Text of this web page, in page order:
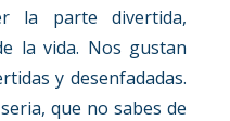
la parte divertida,
la vida. Nos gustan
y desenfadadas.
que no sabes de